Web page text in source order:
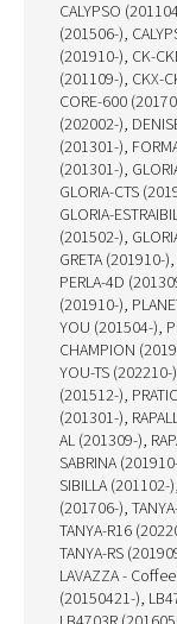
CALYPSO
(201506-),
(201910-), CK-
(201109-), CKX-
CORE-600
(202002-),
(201301-),
(201301-),
GLORIA-CTS
GLORIA-
(201502-),
GRETA (201910-
PERLA-4D
(201910-),
YOU (201504-),
CHAMPION
YOU-TS (202210-
(201512-),
(201301-),
AL (201309-),
SABRINA
SIBILLA (201102-
(201706-),
TANYA-R16
TANYA-RS
LAVAZZA -
(20150421-),